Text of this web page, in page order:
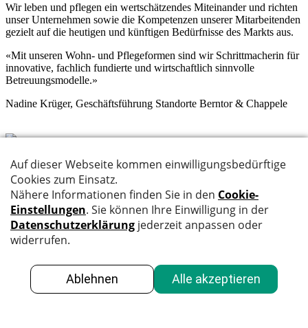
Wir leben und pflegen ein wertschätzendes Miteinander und richten
unser Unternehmen sowie die Kompetenzen unserer Mitarbeitenden
gezielt auf die heutigen und künftigen Bedürfnisse des Markts aus.
«Mit unseren Wohn- und Pflegeformen sind wir Schrittmacherin für
innovative, fachlich fundierte und wirtschaftlich sinnvolle
Betreuungsmodelle.»
Nadine Krüger, Geschäftsführung Standorte Berntor & Chappele
Solviva Care – Wir sind Pflege
Geschäftsstelle
Solviva Care AG
Schauplatzgasse 9
3011 Bern
Kontaktieren Sie uns:
E-Mail